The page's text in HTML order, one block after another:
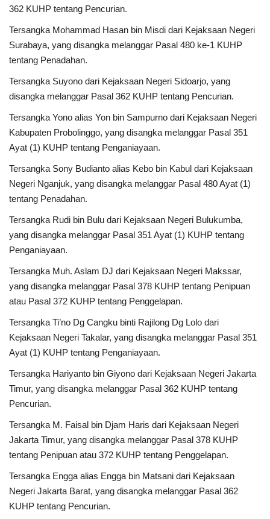
362 KUHP tentang Pencurian.
Tersangka Mohammad Hasan bin Misdi dari Kejaksaan Negeri
Surabaya, yang disangka melanggar Pasal 480 ke-1 KUHP
tentang Penadahan.
Tersangka Suyono dari Kejaksaan Negeri Sidoarjo, yang
disangka melanggar Pasal 362 KUHP tentang Pencurian.
Tersangka Yono alias Yon bin Sampurno dari Kejaksaan Negeri
Kabupaten Probolinggo, yang disangka melanggar Pasal 351
Ayat (1) KUHP tentang Penganiayaan.
Tersangka Sony Budianto alias Kebo bin Kabul dari Kejaksaan
Negeri Nganjuk, yang disangka melanggar Pasal 480 Ayat (1)
tentang Penadahan.
Tersangka Rudi bin Bulu dari Kejaksaan Negeri Bulukumba,
yang disangka melanggar Pasal 351 Ayat (1) KUHP tentang
Penganiayaan.
Tersangka Muh. Aslam DJ dari Kejaksaan Negeri Makssar,
yang disangka melanggar Pasal 378 KUHP tentang Penipuan
atau Pasal 372 KUHP tentang Penggelapan.
Tersangka Ti’no Dg Cangku binti Rajilong Dg Lolo dari
Kejaksaan Negeri Takalar, yang disangka melanggar Pasal 351
Ayat (1) KUHP tentang Penganiayaan.
Tersangka Hariyanto bin Giyono dari Kejaksaan Negeri Jakarta
Timur, yang disangka melanggar Pasal 362 KUHP tentang
Pencurian.
Tersangka M. Faisal bin Djam Haris dari Kejaksaan Negeri
Jakarta Timur, yang disangka melanggar Pasal 378 KUHP
tentang Penipuan atau 372 KUHP tentang Penggelapan.
Tersangka Engga alias Engga bin Matsani dari Kejaksaan
Negeri Jakarta Barat, yang disangka melanggar Pasal 362
KUHP tentang Pencurian.